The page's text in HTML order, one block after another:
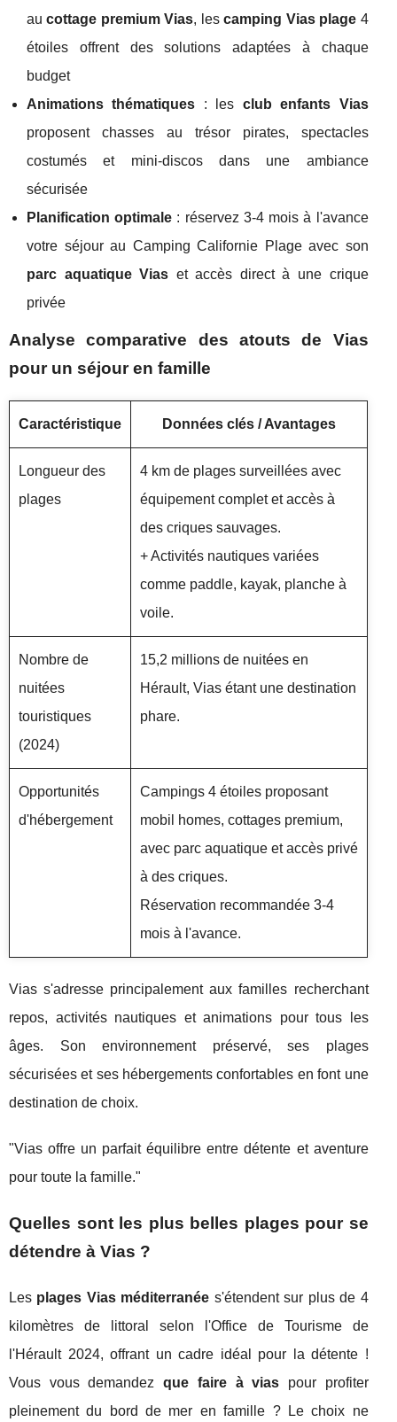
aucottage premium Vias, lescamping Vias plage 4
étoiles offrent des solutions adaptées à chaque
budget
Animations thématiques : les club enfants Vias
proposent chasses au trésor pirates, spectacles
costumés et mini-discos dans une ambiance
sécurisée
Planification optimale : réservez 3-4 mois à l'avance
votre séjour au Camping Californie Plage avec son
parc aquatique Vias et accès direct à une crique
privée
Analyse comparative des atouts de Vias
pour un séjour en famille
Caractéristique Données clés / Avantages
Longueur des
plages
4 km de plages surveillées avec
équipement complet et accès à
des criques sauvages.
+ Activités nautiques variées
comme paddle, kayak, planche à
voile.
Nombre de
nuitées
touristiques
(2024)
15,2 millions de nuitées en
Hérault, Vias étant une destination
phare.
Opportunités
d'hébergement
Campings 4 étoiles proposant
mobil homes, cottages premium,
avec parc aquatique et accès privé
à des criques.
Réservation recommandée 3-4
mois à l'avance.
Vias s'adresse principalement aux familles recherchant
repos, activités nautiques et animations pour tous les
âges. Son environnement préservé, ses plages
sécurisées et ses hébergements confortables en font une
destination de choix.
"Vias offre un parfait équilibre entre détente et aventure
pour toute la famille."
Quelles sont les plus belles plages pour se
détendre à Vias ?
Les plages Vias méditerranée s'étendent sur plus de 4
kilomètres de littoral selon l'Office de Tourisme de
l'Hérault 2024, offrant un cadre idéal pour la détente !
Vous vous demandezque faire à vias pour profiter
pleinement du bord de mer en famille ? Le choix ne